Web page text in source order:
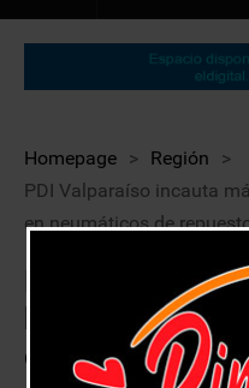
Homepage > Región
>
PDI Valparaíso incauta
en neumáticos de
PDI Valparaíso
kgs de droga
de repuesto